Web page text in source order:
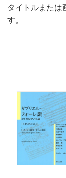
タイトルまたは
す。